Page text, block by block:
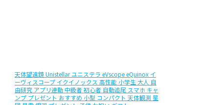
天体望遠鏡 Unistellar ユニステラ eVscope eQuinox イ
ーヴィスコープ イクイノックス 高性能 小学生 大人 自
由研究 アプリ連動 中級者 初心者 自動追尾 スマホ キャ
ンプ プレゼント おすすめ 小型 コンパクト 天体観測 星